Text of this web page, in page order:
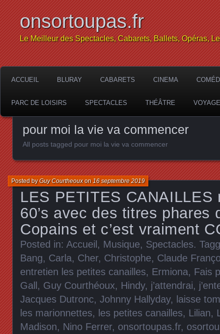
onsortoupas.fr
Le Meilleur des Spectacles, Cabarets, Ballets, Opéras,
ACCUEIL BLURAY CABARETS CINEMA
PARC DE LOISIRS SPECTACLES THÉÂTRE
pour moi la vie va commencer
All posts tagged pour moi la vie va commencer
LES PETITES CANAILLES
60’s avec des titres phares
Copains et c’est vraiment
Posted byGuy Courtheouxon 16 septembre 2019
Posted in: Accueil, Musique, Spectacles.
Bang, Carla, Cher, Christophe, Claude
entretien les petites canailles, Ermiona, Fais
Gall, Guy Courthéoux, Hindy, j’attendrai,
Jacques Dutronc, Johnny Hallyday, laisse
les marionnettes, les petites canailles, Lilian,
Madison, Nino Ferrer, onsortoupas.fr,